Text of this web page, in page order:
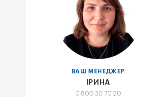
ВАШ МЕНЕДЖЕР
ІРИНА
0 800 30 70 20